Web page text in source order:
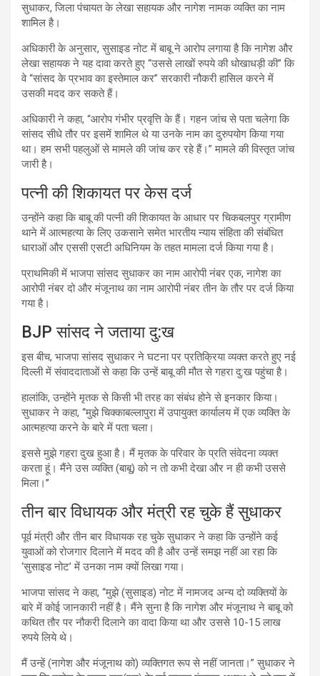
सुधाकर, जिला पंचायत के लेखा सहायक और नागेश नामक व्यक्ति का नाम
शामिल है।
अधिकारी के अनुसार, सुसाइड नोट में बाबू ने आरोप लगाया है कि नागेश और
लेखा सहायक ने यह दावा करते हुए “उससे लाखों रुपये की धोखाधड़ी की” कि
वे “सांसद के प्रभाव का इस्तेमाल कर” सरकारी नौकरी हासिल करने में
उसकी मदद कर सकते हैं।
अधिकारी ने कहा, “आरोप गंभीर प्रवृत्ति के हैं। गहन जांच से पता चलेगा कि
सांसद सीधे तौर पर इसमें शामिल थे या उनके नाम का दुरुपयोग किया गया
था। हम सभी पहलुओं से मामले की जांच कर रहे हैं।” मामले की विस्तृत जांच
जारी है।
पत्नी की शिकायत पर केस दर्ज
उन्होंने कहा कि बाबू की पत्नी की शिकायत के आधार पर चिकबलपुर ग्रामीण
थाने में आत्महत्या के लिए उकसाने समेत भारतीय न्याय संहिता की संबंधित
धाराओं और एससी एसटी अधिनियम के तहत मामला दर्ज किया गया है।
प्राथमिकी में भाजपा सांसद सुधाकर का नाम आरोपी नंबर एक, नागेश का
आरोपी नंबर दो और मंजूनाथ का नाम आरोपी नंबर तीन के तौर पर दर्ज किया
गया है।
BJP सांसद ने जताया दु:ख
इस बीच, भाजपा सांसद सुधाकर ने घटना पर प्रतिक्रिया व्यक्त करते हुए नई
दिल्ली में संवाददाताओं से कहा कि उन्हें बाबू की मौत से गहरा दु:ख पहुंचा है।
हालांकि, उन्होंने मृतक से किसी भी तरह का संबंध होने से इनकार किया।
सुधाकर ने कहा, ‘‘मुझे चिक्काबल्लापुरा में उपायुक्त कार्यालय में एक व्यक्ति के
आत्महत्या करने के बारे में पता चला।
इससे मुझे गहरा दुख हुआ है। मैं मृतक के परिवार के प्रति संवेदना व्यक्त
करता हूं। मैंने उस व्यक्ति (बाबू) को न तो कभी देखा और न ही कभी उससे
मिला।’’
तीन बार विधायक और मंत्री रह चुके हैं सुधाकर
पूर्व मंत्री और तीन बार विधायक रह चुके सुधाकर ने कहा कि उन्होंने कई
युवाओं को रोजगार दिलाने में मदद की है और उन्हें समझ नहीं आ रहा कि
‘सुसाइड नोट’ में उनका नाम क्यों लिखा गया।
भाजपा सांसद ने कहा, “मुझे (सुसाइड) नोट में नामजद अन्य दो व्यक्तियों के
बारे में कोई जानकारी नहीं है। मैंने सुना है कि नागेश और मंजूनाथ ने बाबू को
कथित तौर पर नौकरी दिलाने का वादा किया था और उससे 10-15 लाख
रुपये लिये थे।
मैं उन्हें (नागेश और मंजूनाथ को) व्यक्तिगत रूप से नहीं जानता।” सुधाकर ने